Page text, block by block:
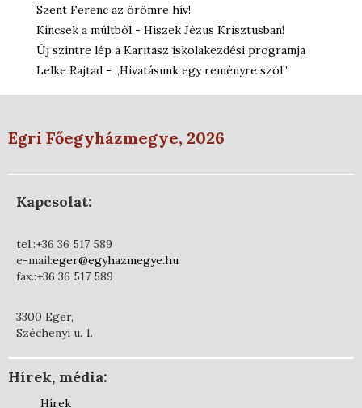
Szent Ferenc az örömre hív!
Kincsek a múltból - Hiszek Jézus Krisztusban!
Új szintre lép a Karitasz iskolakezdési programja
Lelke Rajtad - „Hivatásunk egy reményre szól”
Egri Főegyházmegye, 2026
Kapcsolat:
tel.:+36 36 517 589
e-mail:eger@egyhazmegye.hu
fax.:+36 36 517 589
3300 Eger,
Széchenyi u. 1.
Hírek, média:
Hírek